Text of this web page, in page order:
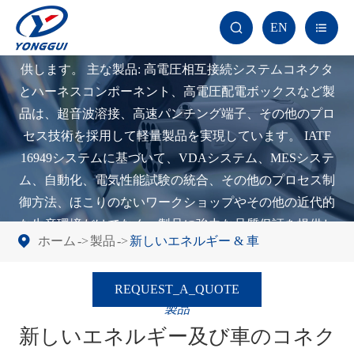
 EN 
電気自動車の分野では、 Yongguiエレクトリック 高圧、大
小の電流相互接続システムの全体のソリューションを提
供します。 主な製品: 高電圧相互接続システムコネクタ
とハーネスコンポーネント、高電圧配電ボックスなど製
品は、超音波溶接、高速パンチング端子、その他のプロ
セス技術を採用して軽量製品を実現しています。 IATF
16949システムに基づいて、VDAシステム、MESシステ
ム、自動化、電気性能試験の統合、その他のプロセス制
御方法、ほこりのないワークショップやその他の近代的
な生産環境だけでなく、製品に強力な品質保証を提供し
ます。
REQUEST_A_QUOTE
ホーム 製品 新しいエネルギー & 車
製品
新しいエネルギー及び車のコネク